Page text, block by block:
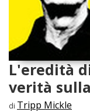
L'eredità
verità
di Tripp Mickle